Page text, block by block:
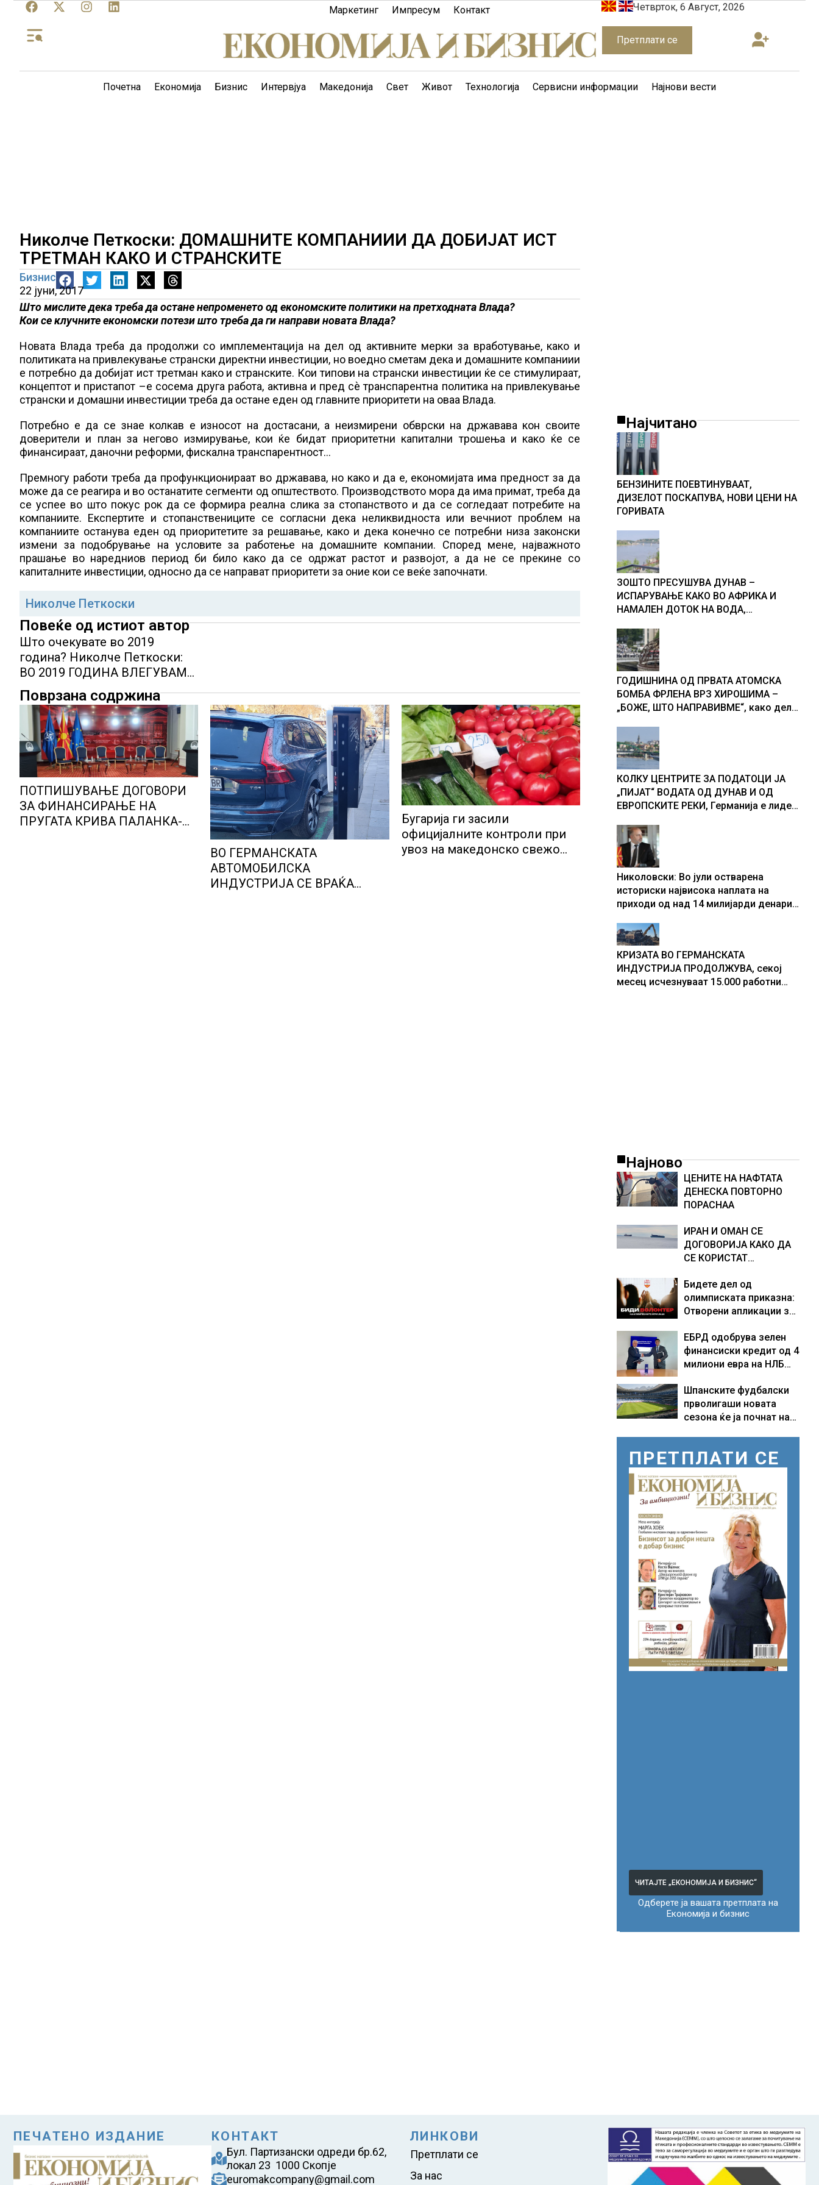
Маркетинг Импресум Контакт Четврток, 6 Август, 2026
Претплати се
Почетна Економија Бизнис Интервјуа Македонија Свет Живот Технологија Сервисни информации Најнови вести
Николче Петкоски: ДОМАШНИТЕ КОМПАНИИИ ДА ДОБИЈАТ ИСТ
ТРЕТМАН КАКО И СТРАНСКИТЕ
Бизнис
22 јуни, 2017
Што мислите дека треба да остане непроменето од економските политики на претходната Влада?
Кои се клучните економски потези што треба да ги направи новата Влада?
Новата Влада треба да продолжи со имплементација на дел од активните мерки за вработување, како и
политиката на привлекување странски директни инвестиции, но воедно сметам дека и домашните компаниии
е потребно да добијат ист третман како и странските. Кои типови на странски инвестиции ќе се стимулираат,
концептот и пристапот –е сосема друга работа, активна и пред сѐ транспарентна политика на привлекување
странски и домашни инвестиции треба да остане еден од главните приоритети на оваа Влада.
Потребно е да се знае колкав е износот на достасани, а неизмирени обврски на државава кон своите
доверители и план за негово измирување, кои ќе бидат приоритетни капитални трошења и како ќе се
финансираат, даночни реформи, фискална транспарентност…
Премногу работи треба да профункционираат во државава, но како и да е, економијата има предност за да
може да се реагира и во останатите сегменти од општеството. Производството мора да има примат, треба да
се успее во што покус рок да се формира реална слика за стопанството и да се согледаат потребите на
компаниите. Експертите и стопанствениците се согласни дека неликвидноста или вечниот проблем на
компаниите останува еден од приоритетите за решавање, како и дека конечно се потребни низа законски
измени за подобрување на условите за работење на домашните компании. Според мене, најважното
прашање во наредниов период би било како да се одржат растот и развојот, а да не се прекине со
капиталните инвестиции, односно да се направат приоритети за оние кои се веќе започнати.
Николче Петкоски
Повеќе од истиот автор
Што очекувате во 2019
година? Николче Петкоски:
ВО 2019 ГОДИНА ВЛЕГУВАМЕ
ПОДГОТВЕНИ ДА
ОБЕЗБЕДИМЕ ШТО
ПОДОСТАПНИ И МОДЕРНИ
БАНКАРСКИ УСЛУГИ
Поврзана содржина
ПОТПИШУВАЊЕ ДОГОВОРИ
ЗА ФИНАНСИРАЊЕ НА
ПРУГАТА КРИВА ПАЛАНКА-
ВО ГЕРМАНСКАТА
АВТОМОБИЛСКА
ИНДУСТРИЈА СЕ ВРАЌА
Бугарија ги засили
официјалните контроли при
увоз на македонско свежо
Најчитано
БЕНЗИНИТЕ ПОЕВТИНУВААТ,
ДИЗЕЛОТ ПОСКАПУВА, НОВИ ЦЕНИ НА
ГОРИВАТА
ЗОШТО ПРЕСУШУВА ДУНАВ –
ИСПАРУВАЊЕ КАКО ВО АФРИКА И
НАМАЛЕН ДОТОК НА ВОДА,
Србија
ГОДИШНИНА ОД ПРВАТА АТОМСКА
БОМБА ФРЛЕНА ВРЗ ХИРОШИМА –
„БОЖЕ, ШТО НАПРАВИВМЕ“, како дел
учесниците во бомбардирањето го
доживуваа овој настан што го
промени текот на историјата
КОЛКУ ЦЕНТРИТЕ ЗА ПОДАТОЦИ ЈА
„ПИЈАТ“ ВОДАТА ОД ДУНАВ И ОД
ЕВРОПСКИТЕ РЕКИ, Германија е лидер
центри за податоци
Николовски: Во јули остварена
историски највисока наплата на
приходи од над 14 милијарди денари
резултати
КРИЗАТА ВО ГЕРМАНСКАТА
ИНДУСТРИЈА ПРОДОЛЖУВА, секој
месец исчезнуваат 15.000 работни
Најново
ЦЕНИТЕ НА НАФТАТА
ДЕНЕСКА ПОВТОРНО
ПОРАСНАА
ИРАН И ОМАН СЕ
ДОГОВОРИЈА КАКО ДА
СЕ КОРИСТАТ
КОРИДОРИ ЗА
БРОДОВИТЕ НИЗ
ОРМУСКАТА ТЕСНИНА
Бидете дел од
олимписката приказна:
Отворени апликации за
Лос Анџелес 2028
ЕБРД одобрува зелен
финансиски кредит од 4
милиони евра на НЛБ
Шпанските фудбалски
прволигаши новата
сезона ќе ја почнат на
ПРЕТПЛАТИ СЕ
ЧИТАЈТЕ „ЕКОНОМИЈА И БИЗНИС“
Одберете ја вашата претплата на
Економија и бизнис
ПЕЧАТЕНО ИЗДАНИЕ КОНТАКТ
Бул. Партизански одреди бр.62,
локал 23 1000 Скопје
euromakcompany@gmail.com
ЛИНКОВИ
Претплати се
За нас